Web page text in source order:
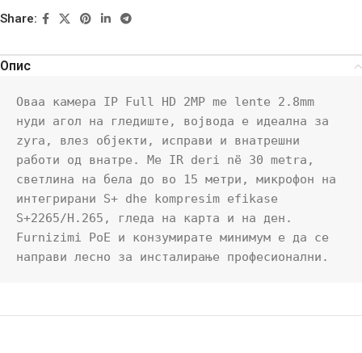
Share:
Опис
Оваа камера IP Full HD 2MP me lente 2.8mm
нуди агол на гледиште, војвода е идеална за
zyra, влез објекти, исправи и внатрешни
работи од внатре. Me IR deri në 30 metra,
светлина на бела до во 15 метри, микрофон на
интегрирани S+ dhe kompresim efikase
S+2265/H.265, гледа на карта и на ден.
Furnizimi PoE и конзумирате минимум е да се
направи лесно за инсталирање професионални.